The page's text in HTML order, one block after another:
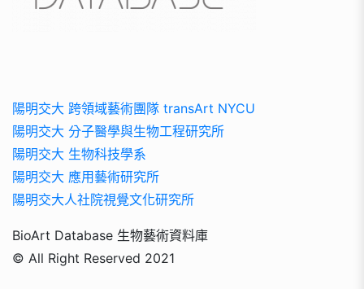
陽明交大 跨領域藝術團隊 transArt NYCU
陽明交大 分子醫學與生物工程研究所
陽明交大 生物科技學系
陽明交大 應用藝術研究所
陽明交大人社院視覺文化研究所
BioArt Database 生物藝術資料庫
© All Right Reserved 2021